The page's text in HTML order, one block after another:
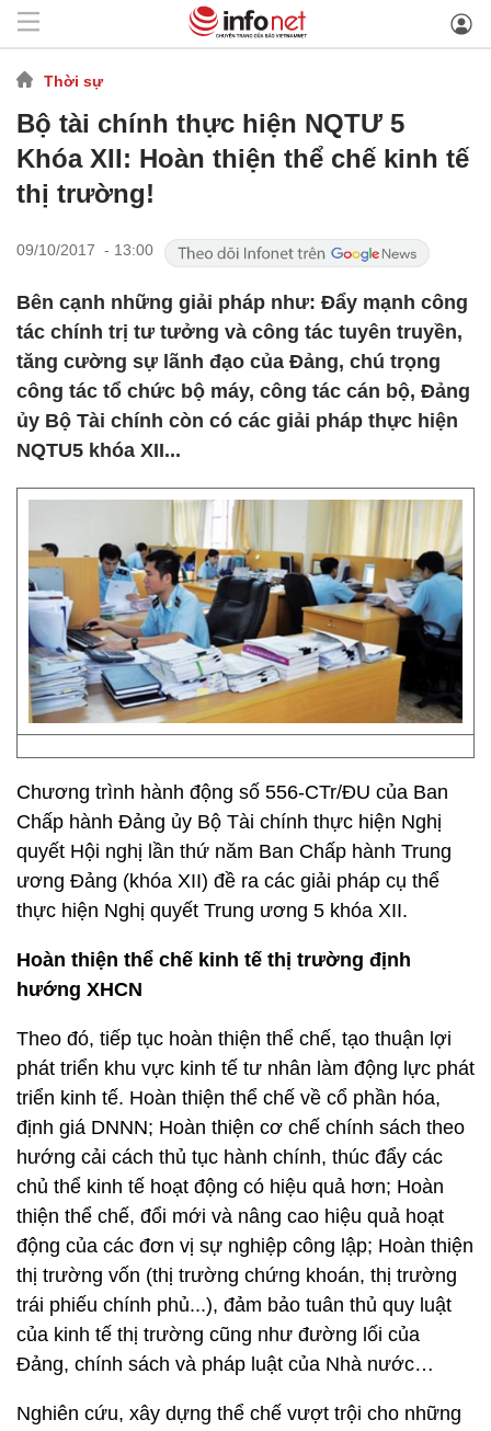
Thời sự
Bộ tài chính thực hiện NQTƯ 5
Khóa XII: Hoàn thiện thể chế kinh tế
thị trường!
09/10/2017 - 13:00
Bên cạnh những giải pháp như: Đẩy mạnh công
tác chính trị tư tưởng và công tác tuyên truyền,
tăng cường sự lãnh đạo của Đảng, chú trọng
công tác tổ chức bộ máy, công tác cán bộ, Đảng
ủy Bộ Tài chính còn có các giải pháp thực hiện
NQTU5 khóa XII...
Chương trình hành động số 556-CTr/ĐU của Ban
Chấp hành Đảng ủy Bộ Tài chính thực hiện Nghị
quyết Hội nghị lần thứ năm Ban Chấp hành Trung
ương Đảng (khóa XII) đề ra các giải pháp cụ thể
thực hiện Nghị quyết Trung ương 5 khóa XII.
Hoàn thiện thể chế kinh tế thị trường định
hướng XHCN
Theo đó, tiếp tục hoàn thiện thể chế, tạo thuận lợi
phát triển khu vực kinh tế tư nhân làm động lực phát
triển kinh tế. Hoàn thiện thể chế về cổ phần hóa,
định giá DNNN; Hoàn thiện cơ chế chính sách theo
hướng cải cách thủ tục hành chính, thúc đẩy các
chủ thể kinh tế hoạt động có hiệu quả hơn; Hoàn
thiện thể chế, đổi mới và nâng cao hiệu quả hoạt
động của các đơn vị sự nghiệp công lập; Hoàn thiện
thị trường vốn (thị trường chứng khoán, thị trường
trái phiếu chính phủ...), đảm bảo tuân thủ quy luật
của kinh tế thị trường cũng như đường lối của
Đảng, chính sách và pháp luật của Nhà nước…
Nghiên cứu, xây dựng thể chế vượt trội cho những